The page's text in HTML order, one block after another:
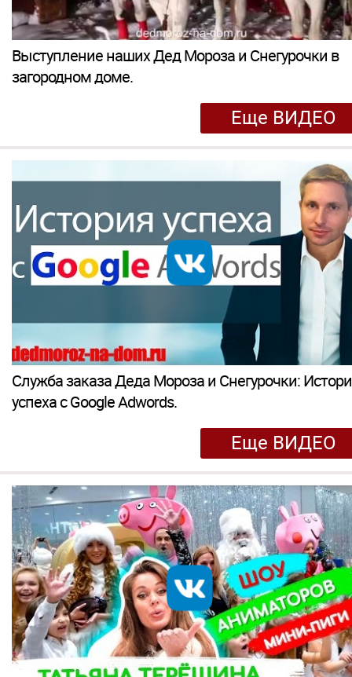
Выступление наших Дед Мороза и Снегурочки в
загородном доме.
Еще ВИДЕО
Служба заказа Деда Мороза и Снегурочки:
успеха c Google Adwords.
Еще ВИДЕО